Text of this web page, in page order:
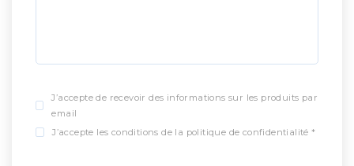
J’accepte de recevoir des informations sur les produits par
email
J’accepte les conditions de la politique de confidentialité *